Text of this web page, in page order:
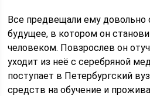
Все предвещали ему довольно
будущее, в котором он
человеком. Повзрослев он
уходит из неё с серебряной
поступает в Петербургский
средств на обучение и